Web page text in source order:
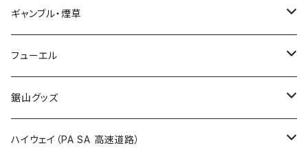
ROUTE700～799号線
ROUTE 600～699号線
ROUTE 700～799号線
ROUTE 600～699号線
ROUTE 700～799号線
ステッカー
福島県
茨城県
栃木県
群馬県
LIVE配信禁止
撮影禁止
ギャンブル・煙草
ホテルキーホルダー
たばこ・禁煙ステッカー
フューエル
ステッカー
鋸山グッズ
Tシャツ
ハイウェイ（PA SA 高速道路）